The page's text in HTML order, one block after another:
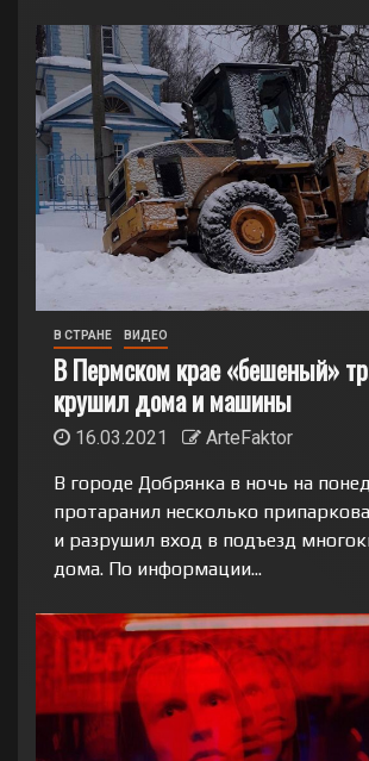
В СТРАНЕ ВИДЕО
В Пермском крае «бешеный»
крушил дома и машины
16.03.2021
ArteFaktor
В городе Добрянка в ночь на
протаранил несколько
и разрушил вход в подъезд
дома. По информации...